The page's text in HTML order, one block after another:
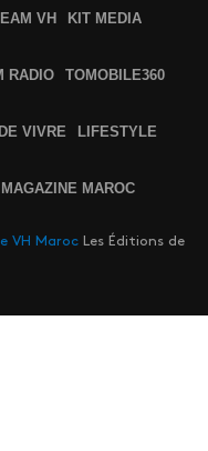
VH KIT MEDIA
RADIO TOMOBILE360
VIVRE LIFESTYLE
MAROC
VH MarocLes Éditions de